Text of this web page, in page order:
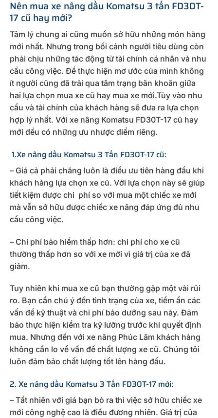
Nên mua xe nâng dầu Komatsu 3 tấn FD30T-
17 cũ hay mới?
Tâm lý chung ai cũng muốn sở hữu những món hàng
mới nhất. Nhưng trong bối cảnh người tiêu dùng còn
phải chịu những tác động từ tài chính cá nhân và nhu
cầu công việc. Để thực hiện mơ ước của mình không
ít người cũng đã trải qua tâm trạng băn khoăn giữa
hai lựa chọn mua xe cũ hay mua xe mới.Tùy vào nhu
cầu và tài chính của khách hàng sẽ đưa ra lựa chọn
hợp lý nhất. Với xe nâng Komatsu FD30T-17 cũ hay
mới đều có những ưu nhược điểm riêng.
1.Xe nâng dầu Komatsu 3 Tấn FD30T-17 cũ:
– Giá cả phải chăng luôn là điều ưu tiên hàng đầu khi
khách hàng lựa chọn xe cũ. Với lựa chọn này sẽ giúp
tiết kiệm được chi phí so với mua một chiếc xe mới
mà vẫn sở hữu được chiếc xe nâng đáp ứng đủ nhu
cầu công việc.
– Chi phí bảo hiểm thấp hơn: chi phí cho xe cũ
thường thấp hơn so với xe mới vì giá trị của xe đã
giảm.
Tuy nhiên khi mua xe cũ bạn thường gặp một vài rủi
ro. Bạn cần chú ý đến tình trạng của xe, tiềm ẩn các
vấn đề kỹ thuật và chi phí bảo dưỡng sau này. Đảm
bảo thực hiện kiểm tra kỹ lưỡng trước khi quyết định
mua. Nhưng đến với xe nâng Phúc Lâm khách hàng
không cần lo về vấn đề chất lượng xe cũ. Chúng tôi
luôn đảm bảo chất lượng tốt lên hàng đầu.
2. Xe nâng dầu Komatsu 3 Tấn FD30T-17 mới:
– Tất nhiên với giá bạn bỏ ra thì việc sở hữu chiếc xe
mới công nghệ cao là điều đương nhiên. Giá trị của